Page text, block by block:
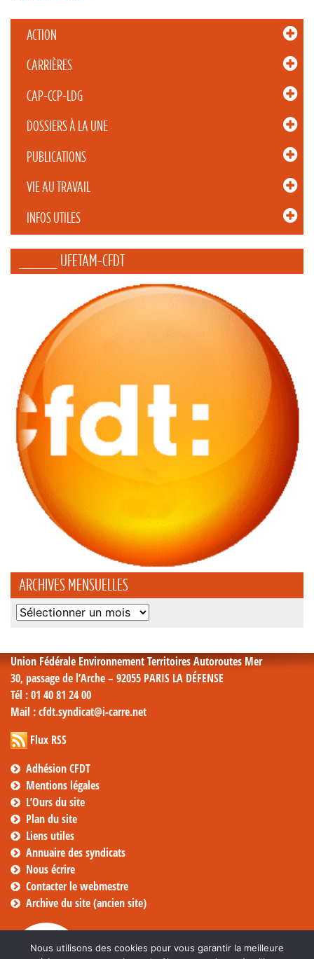
ACTION
CARRIÈRES
CAP-CCP-LDG
DOSSIERS À LA UNE
PUBLICATIONS
VIE AU TRAVAIL
INFOS UTILES
_____ UFETAM-CFDT
ARCHIVES MENSUELLES
Archives
Union Fédérale Environnement Territoires Autoroutes Mer
30, passage de l’Arche – 92055 PARIS LA DÉFENSE
Tél : 01 40 81 24 00
Mail : cfdt.syndicat@i-carre.net
Flux RSS
Adhésion CFDT
Mentions légales
L’Ours du site
Plan du site
Liens utiles
Annuaire des syndicats
Nous écrire
Contacter le webmestre
Archive du site (ancien site)
Nous utilisons des cookies pour vous garantir la meilleure